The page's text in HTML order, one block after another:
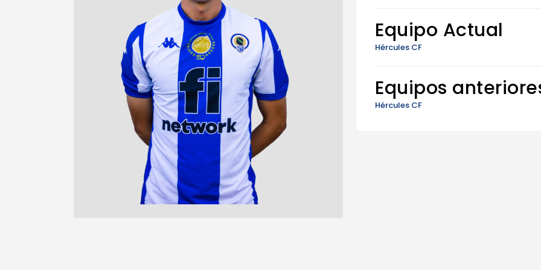
Equipo Actual
Hércules CF
Equipos
Hércules CF